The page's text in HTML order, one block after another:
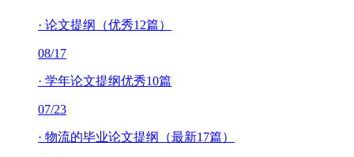
· 论文提纲（优秀12篇）
08/17
· 学年论文提纲优秀10篇
07/23
· 物流的毕业论文提纲（最新17篇）